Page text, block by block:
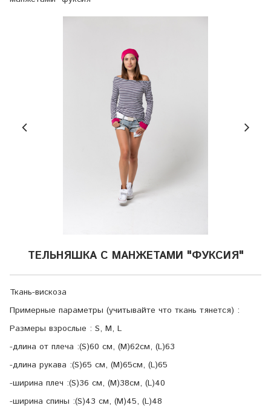
ТЕЛЬНЯШКА С МАНЖЕТАМИ "ФУКСИЯ"
Ткань-вискоза
Примерные параметры (учитывайте что ткань тянется) :
Размеры взрослые : S, M, L
-длина от плеча :(S)60 см, (M)62см, (L)63
-длина рукава :(S)65 см, (M)65см, (L)65
-ширина плеч :(S)36 см, (M)38см, (L)40
-ширина спины :(S)43 см, (M)45, (L)48